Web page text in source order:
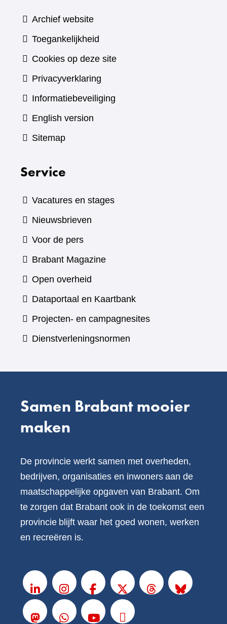
Archief website
Toegankelijkheid
Cookies op deze site
Privacyverklaring
Informatiebeveiliging
English version
Sitemap
Service
Vacatures en stages
Nieuwsbrieven
Voor de pers
Brabant Magazine(verwijst
andere
website)
Open overheid
Dataportaal en Kaartbank(verwijst
naar
Projecten- en campagnesites
Dienstverleningsnormen
Samen Brabant mooier
maken
De provincie werkt samen met overheden,
bedrijven, organisaties en inwoners aan de
maatschappelijke opgaven van Brabant. Om
te zorgen dat Brabant ook in de toekomst een
provincie blijft waar het goed wonen, werken
en recreëren is.
LinkedInInstagramFacebook
X